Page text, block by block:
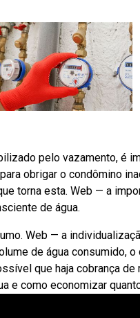
pelo vazamento, é
obrigar o condômino
torna esta. Web — a
de água.
Web — a
de água consumido,
que haja cobrança
e como economizar